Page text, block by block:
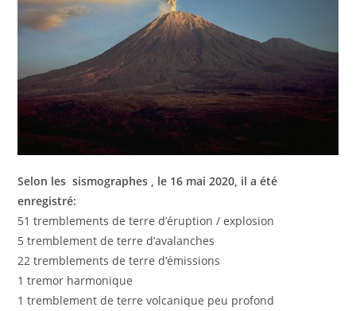
Selon les sismographes , le 16 mai 2020, il a été
enregistré:
51 tremblements de terre d’éruption / explosion
5 tremblement de terre d’avalanches
22 tremblements de terre d’émissions
1 tremor harmonique
1 tremblement de terre volcanique peu profond